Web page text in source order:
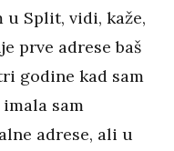
u Split, vidi, kaže,
prve adrese baš
godine kad sam
sam
adrese, ali u